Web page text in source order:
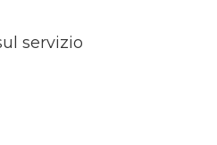
servizio